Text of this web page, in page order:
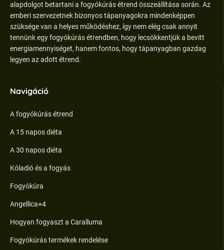
alapdolgot betartani a fogyókúrás étrend összeállítása során. Az
emberi szervezetnek bizonyos tápanyagokra mindenképpen
szüksége van a helyes működéshez, így nem elég csak annyit
tennünk egy fogyókúrás étrendben, hogy lecsökkentjük a bevitt
energiamennyiséget, hanem fontos, hogy tápanyagban gazdag
legyen az adott étrend.
Navigáció
A fogyókúrás étrend
A 15 napos diéta
A 30 napos diéta
Kóladió és a fogyás
Fogyókúra
Angellica+4
Hogyan fogyaszt a Caralluma
Fogyókúrás termékek rendelése